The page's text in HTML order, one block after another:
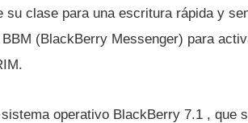
su clase para una escritura rápida y
(BlackBerry Messenger) para
operativo BlackBerry 7.1 , que